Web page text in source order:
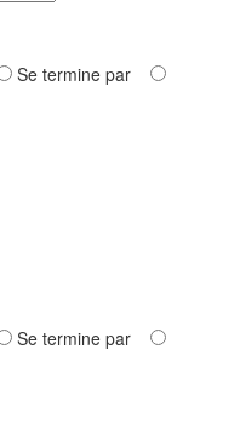
Se termine par
Se termine par